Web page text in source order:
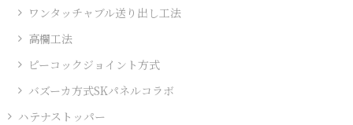
ワンタッチャブル送り出し工法
高欄工法
ピーコックジョイント方式
バズーカ方式SKパネルコラボ
ハテナストッパー